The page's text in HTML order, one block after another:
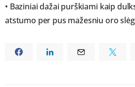
• Baziniai dažai purškiami kaip
atstumo per pus mažesniu oro